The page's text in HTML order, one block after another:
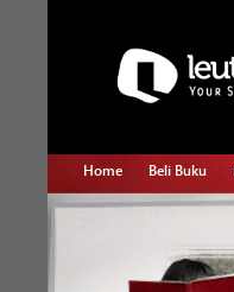
Home Beli Buku